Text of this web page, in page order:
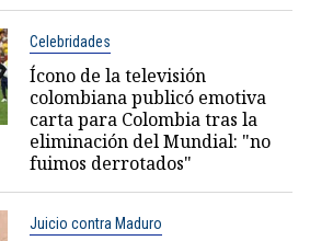
Celebridades
Ícono de la televisión
colombiana publicó emotiva
carta para Colombia tras la
eliminación del Mundial: "no
fuimos derrotados"
Juicio contra Maduro